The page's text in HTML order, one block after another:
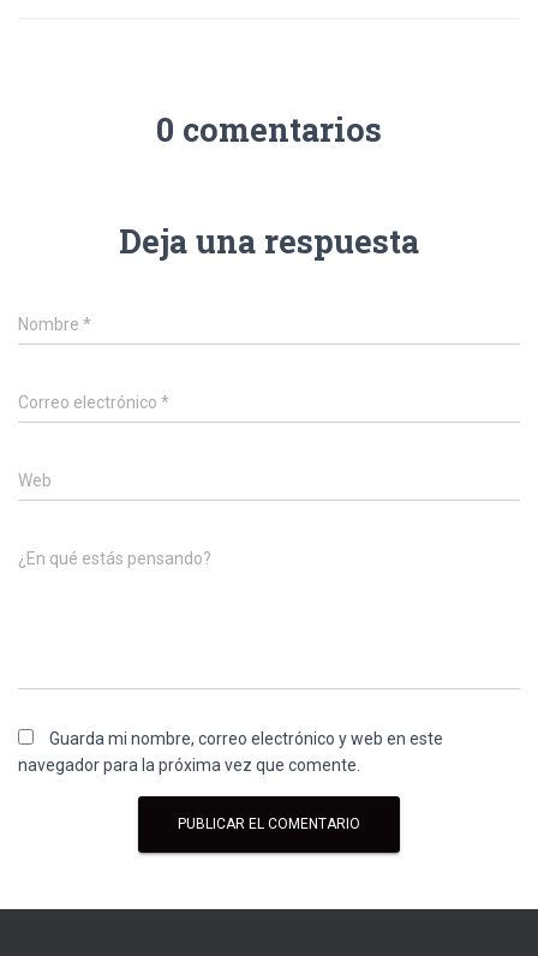
0 comentarios
Deja una respuesta
Nombre *
Correo electrónico *
Web
¿En qué estás pensando?
Guarda mi nombre, correo electrónico y web en este
navegador para la próxima vez que comente.